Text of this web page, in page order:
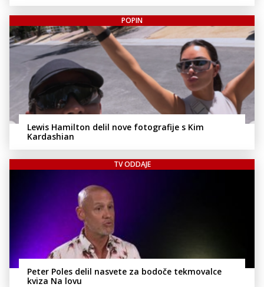
POPIN
Lewis Hamilton delil nove fotografije s Kim
Kardashian
TV ODDAJE
Peter Poles delil nasvete za bodoče tekmovalce
kviza Na lovu